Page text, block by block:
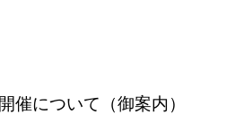
催について（御案内）